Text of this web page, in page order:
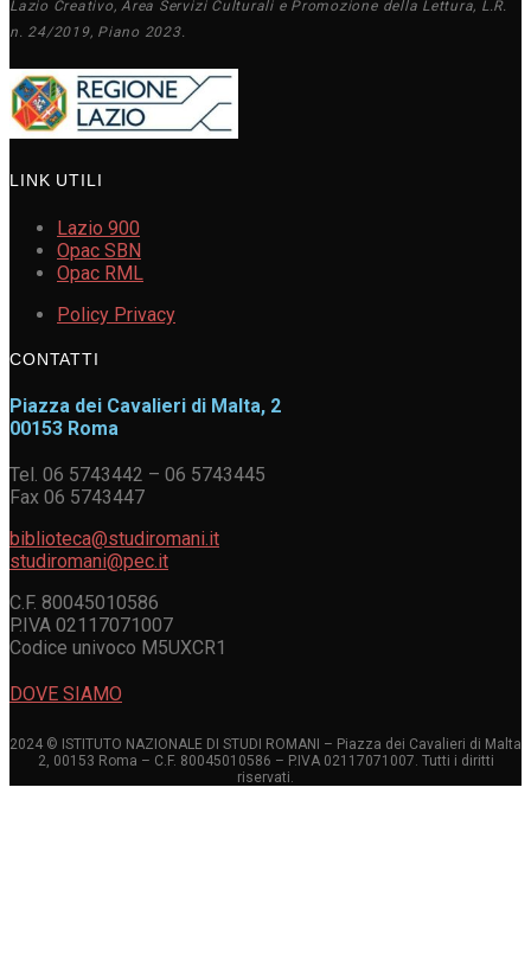
Lazio Creativo, Area Servizi Culturali e Promozione della Lettura, L.R.
n. 24/2019, Piano 2023.
LINK UTILI
Lazio 900
Opac SBN
Opac RML
Policy Privacy
CONTATTI
Piazza dei Cavalieri di Malta, 2
00153 Roma
Tel. 06 5743442 – 06 5743445
Fax 06 5743447
biblioteca@studiromani.it
studiromani@pec.it
C.F. 80045010586
P.IVA 02117071007
Codice univoco M5UXCR1
DOVE SIAMO
2024 © ISTITUTO NAZIONALE DI STUDI ROMANI – Piazza dei Cavalieri di Malta
2, 00153 Roma – C.F. 80045010586 – P.IVA 02117071007. Tutti i diritti
riservati.